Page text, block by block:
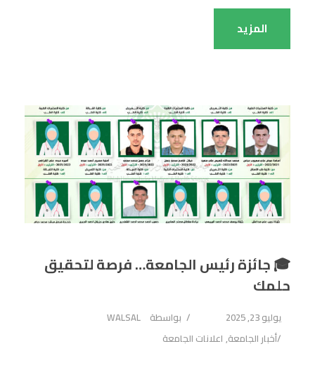
المزيد
🎓 جائزة رئيس الجامعة… فرصة لتحقيق
حلمك
يوليو 23, 2025 بواسطة WALSAL
أخبار الجامعة, اعلانات الجامعة